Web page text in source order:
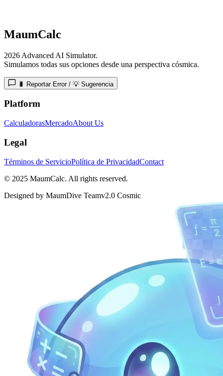
MaumCalc
2026 Advanced AI Simulator.
Simulamos todas sus opciones desde una perspectiva cósmica.
🐛 Reportar Error / 💡 Sugerencia
Platform
CalculadorasMercadoAbout Us
Legal
Términos de ServicioPolítica de PrivacidadContact
© 2025 MaumCalc. All rights reserved.
Designed by MaumDive Teamv2.0 Cosmic